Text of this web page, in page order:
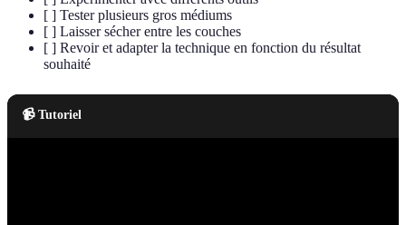
[ ] Tester plusieurs gros médiums
[ ] Laisser sécher entre les couches
[ ] Revoir et adapter la technique en fonction du résultat
souhaité
📹 Tutoriel